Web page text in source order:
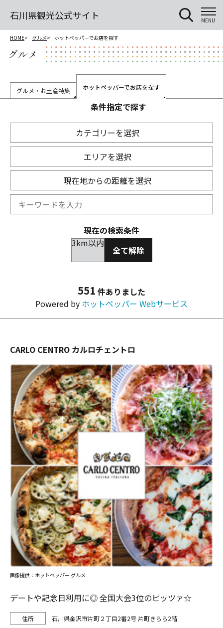
石川県観光公式サイト MENU
HOME グルメ ホットペッパーでお店を探す
グルメ
グルメ・お土産特集 ホットペッパーでお店を探す
条件指定で探す
カテゴリーを選択
エリアを選択
現在地からの距離を選択
現在の検索条件
3km以内
全て解除
551 件ありました
Powered by ホットペッパー Webサービス
CARLO CENTRO カルロチェントロ
デートや記念日利用に◎ 全国大会3位のピッツァ☆
石川県金沢市片町２丁目2番2号 片町きらら2階
画像提供：ホットペッパー グルメ